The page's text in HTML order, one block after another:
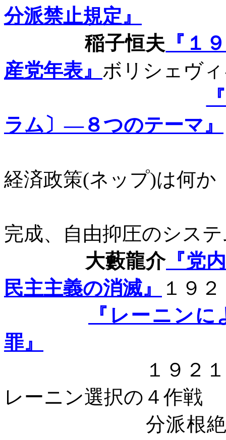
分派禁止規定』
稲子恒夫 『１
産党年表』 ボリシェヴ
ラム〕―８つのテーマ』
経済政策(ネップ)は何か
完成、自由抑圧のシス
大藪龍介 『党
民主主義の消滅』
１９
『レーニン
罪』
１９２
レーニン選択の４作戦
分派根